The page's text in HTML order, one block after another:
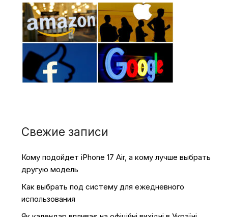
Свежие записи
Кому подойдет iPhone 17 Air, а кому лучше выбрать
другую модель
Как выбрать под систему для ежедневного
использования